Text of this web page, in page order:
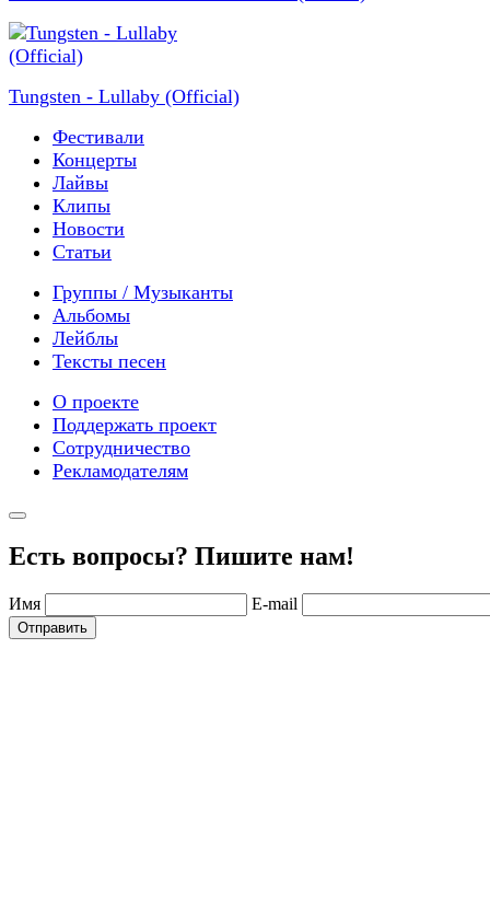
Tungsten - Lullaby (Official)
Фестивали
Концерты
Лайвы
Клипы
Новости
Статьи
Группы / Музыканты
Альбомы
Лейблы
Тексты песен
О проекте
Поддержать проект
Сотрудничество
Рекламодателям
Есть вопросы? Пишите нам!
Имя E-mail